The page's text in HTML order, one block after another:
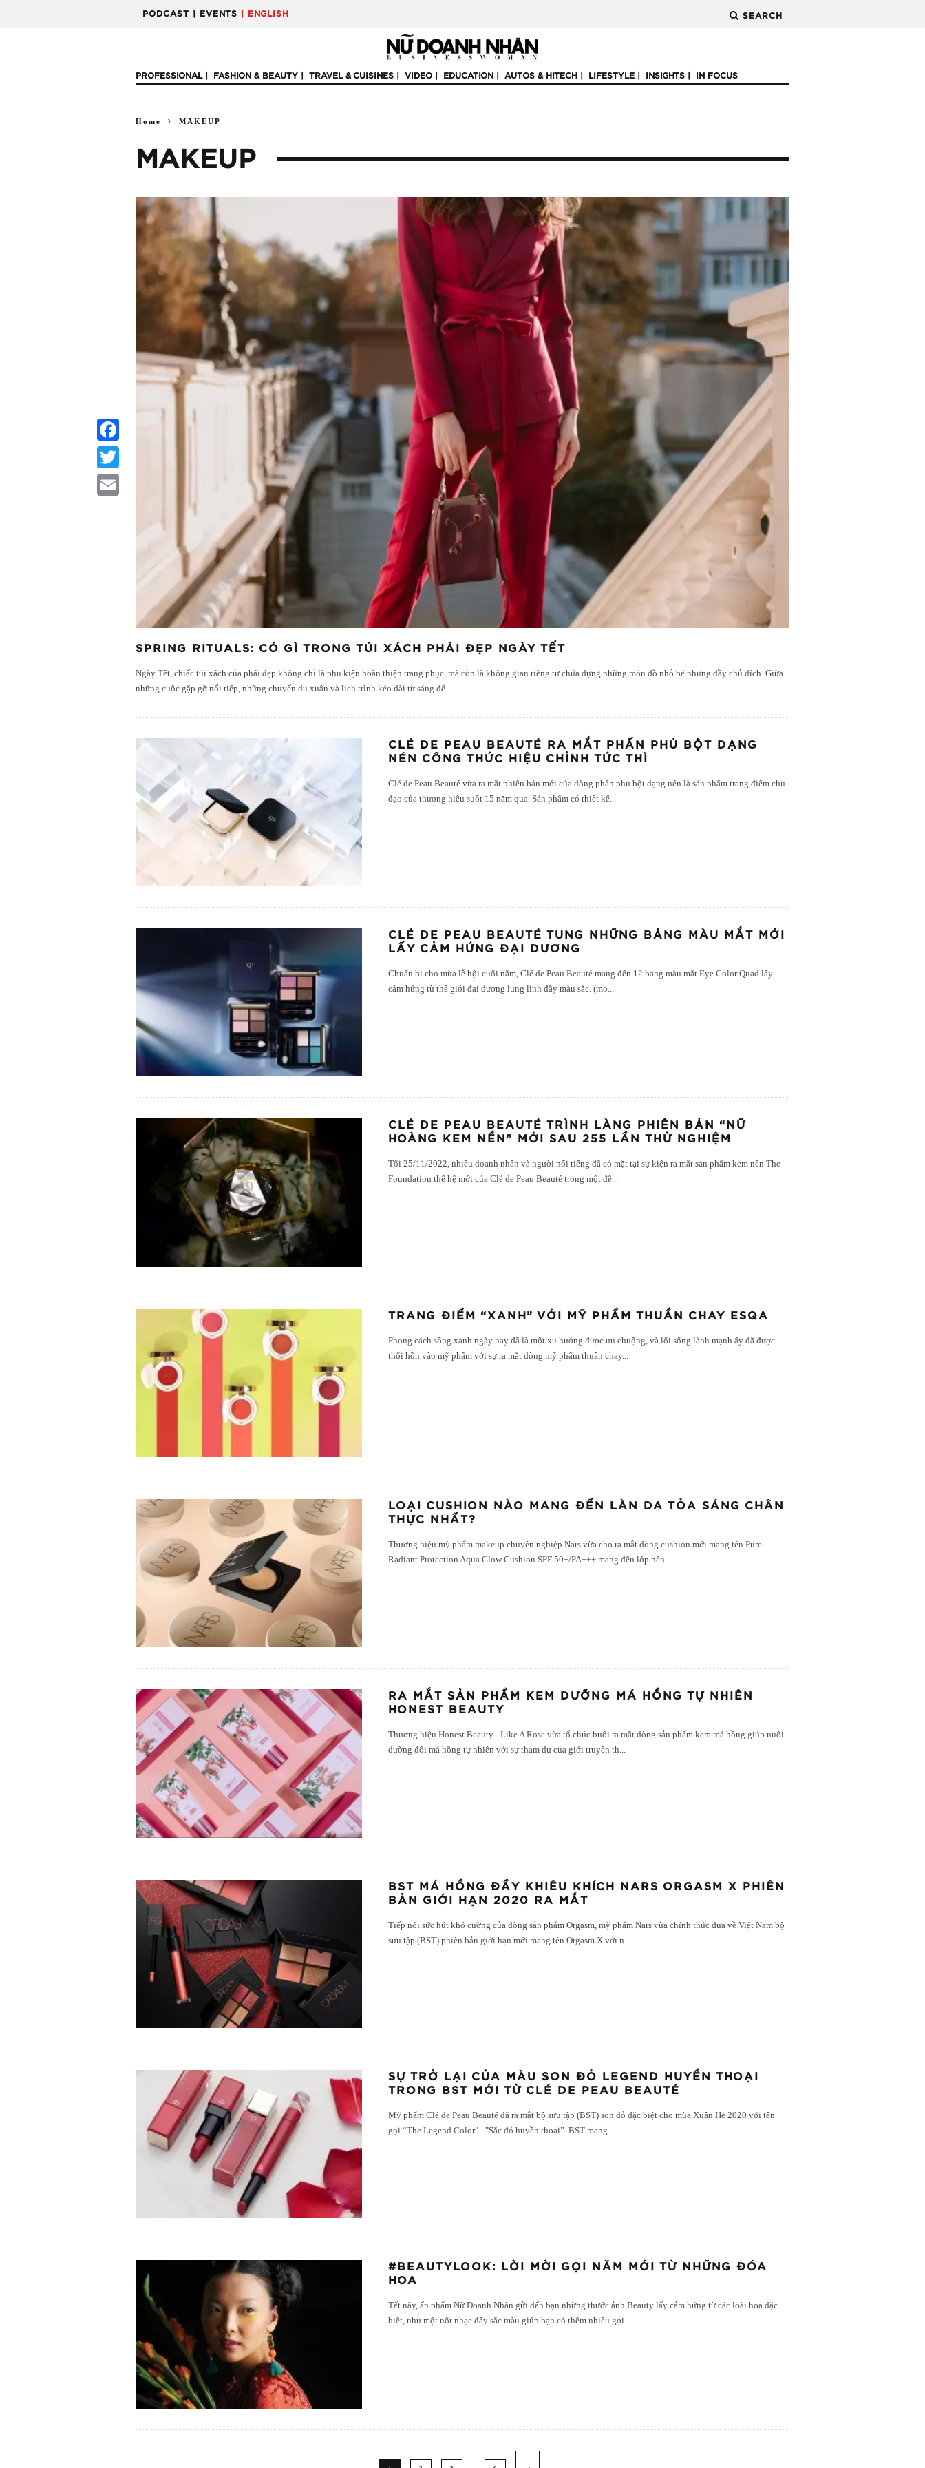
PODCAST | EVENTS | ENGLISH SEARCH
PROFESSIONAL FASHION & BEAUTY TRAVEL & CUISINES VIDEO EDUCATION AUTOS & HITECH LIFESTYLE INSIGHTS IN FOCUS
Home MAKEUP
MAKEUP
SPRING RITUALS: CÓ GÌ TRONG TÚI XÁCH PHÁI ĐẸP NGÀY TẾT
Ngày Tết, chiếc túi xách của phái đẹp không chỉ là phụ kiện hoàn thiện trang phục, mà còn là không gian riêng tư chứa đựng những món đồ nhỏ bé nhưng đầy chủ đích. Giữa
những cuộc gặp gỡ nối tiếp, những chuyến du xuân và lịch trình kéo dài từ sáng đế...
Facebook
Twitter
CLÉ DE PEAU BEAUTÉ RA MẮT PHẤN PHỦ BỘT DẠNG
NÉN CÔNG THỨC HIỆU CHỈNH TỨC THÌ
Clé de Peau Beauté vừa ra mắt phiên bản mới của dòng phấn phủ bột dạng nén là sản phẩm trang điểm chủ
đạo của thương hiệu suốt 15 năm qua. Sản phẩm có thiết kế...
CLÉ DE PEAU BEAUTÉ TUNG NHỮNG BẢNG MÀU MẮT MỚI
LẤY CẢM HỨNG ĐẠI DƯƠNG
Chuẩn bị cho mùa lễ hội cuối năm, Clé de Peau Beauté mang đến 12 bảng màu mắt Eye Color Quad lấy
cảm hứng từ thế giới đại dương lung linh đầy màu sắc. (mo...
CLÉ DE PEAU BEAUTÉ TRÌNH LÀNG PHIÊN BẢN “NỮ
HOÀNG KEM NỀN” MỚI SAU 255 LẦN THỬ NGHIỆM
Tối 25/11/2022, nhiều doanh nhân và người nổi tiếng đã có mặt tại sự kiện ra mắt sản phẩm kem nền The
Foundation thế hệ mới của Clé de Peau Beauté trong một đê...
TRANG ĐIỂM “XANH” VỚI MỸ PHẨM THUẦN CHAY ESQA
Phong cách sống xanh ngày nay đã là một xu hướng được ưu chuộng, và lối sống lành mạnh ấy đã được
thổi hồn vào mỹ phẩm với sự ra mắt dòng mỹ phẩm thuần chay...
LOẠI CUSHION NÀO MANG ĐẾN LÀN DA TỎA SÁNG CHÂN
THỰC NHẤT?
Thương hiệu mỹ phẩm makeup chuyên nghiệp Nars vừa cho ra mắt dòng cushion mới mang tên Pure
Radiant Protection Aqua Glow Cushion SPF 50+/PA+++ mang đến lớp nền ...
RA MẮT SẢN PHẨM KEM DƯỠNG MÁ HỒNG TỰ NHIÊN
HONEST BEAUTY
Thương hiệu Honest Beauty - Like A Rose vừa tổ chức buổi ra mắt dòng sản phẩm kem má hồng giúp nuôi
dưỡng đôi má hồng tự nhiên với sự tham dự của giới truyền th...
BST MÁ HỒNG ĐẦY KHIÊU KHÍCH NARS ORGASM X PHIÊN
BẢN GIỚI HẠN 2020 RA MẮT
Tiếp nối sức hút khó cưỡng của dòng sản phẩm Orgasm, mỹ phẩm Nars vừa chính thức đưa về Việt Nam bộ
sưu tập (BST) phiên bản giới hạn mới mang tên Orgasm X với n
SỰ TRỞ LẠI CỦA MÀU SON ĐỎ LEGEND HUYỀN THOẠI
TRONG BST MỚI TỪ CLÉ DE PEAU BEAUTÉ
Mỹ phẩm Clé de Peau Beauté đã ra mắt bộ sưu tập (BST) son đỏ đặc biệt cho mùa Xuân Hè 2020 với tên
gọi “The Legend Color" - "Sắc đỏ huyền thoại”. BST mang ...
#BEAUTYLOOK: LỜI MỜI GỌI NĂM MỚI TỪ NHỮNG ĐÓA
HOA
Tết này, ấn phẩm Nữ Doanh Nhân gửi đến bạn những thước ảnh Beauty lấy cảm hứng từ các loài hoa đặc
biệt, như một nốt nhạc đầy sắc màu giúp bạn có thêm nhiều gợi...